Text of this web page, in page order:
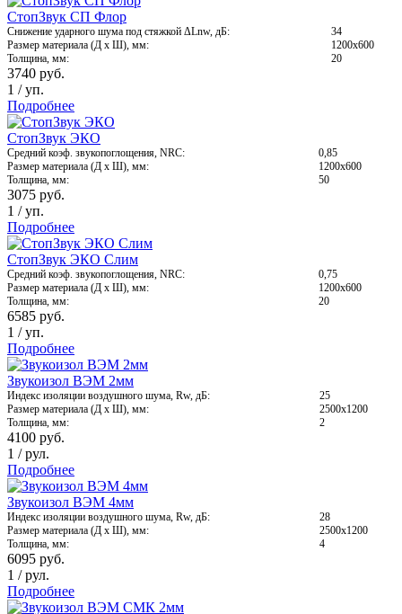
СтопЗвук СП Флор
Снижение ударного шума под стяжкой ΔLnw, дБ:
34
Размер материала (Д х Ш), мм:
1200х600
Толщина, мм:
20
3740 руб.
1 /уп.
Подробнее
СтопЗвук ЭКО
Средний коэф. звукопоглощения, NRC:
0,85
Размер материала (Д х Ш), мм:
1200х600
Толщина, мм:
50
3075 руб.
1 /уп.
Подробнее
СтопЗвук ЭКО Слим
Средний коэф. звукопоглощения, NRC:
0,75
Размер материала (Д х Ш), мм:
1200х600
Толщина, мм:
20
6585 руб.
1 /уп.
Подробнее
Звукоизол ВЭМ 2мм
Индекс изоляции воздушного шума, Rw, дБ:
25
Размер материала (Д x Ш), мм:
2500x1200
Толщина, мм:
2
4100 руб.
1 /рул.
Подробнее
Звукоизол ВЭМ 4мм
Индекс изоляции воздушного шума, Rw, дБ:
28
Размер материала (Д x Ш), мм:
2500х1200
Толщина, мм:
4
6095 руб.
1 /рул.
Подробнее